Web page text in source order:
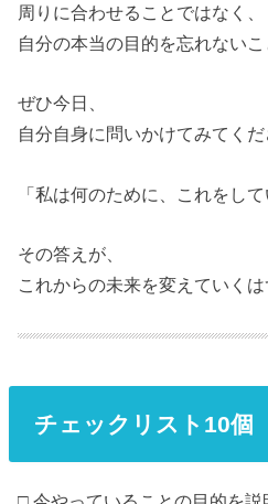
周りに合わせることではなく、
自分の本当の目的を忘れないこ
ぜひ今日、
自分自身に問いかけてみてくだ
「私は何のために、これをし
その答えが、
これからの未来を変えていくは
チェックリスト10個